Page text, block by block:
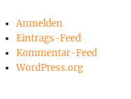
Anmelden
Eintrags-Feed
Kommentar-Feed
WordPress.org